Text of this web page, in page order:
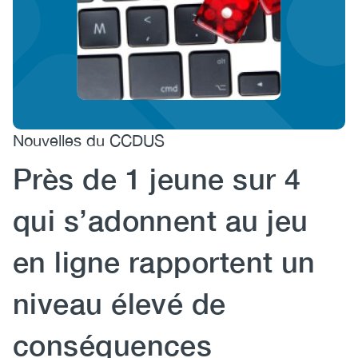
(CCSA)
FR
Nouvelles du CCDUS
Près de 1 jeune sur 4
qui s’adonnent au jeu
en ligne rapportent un
niveau élevé de
conséquences